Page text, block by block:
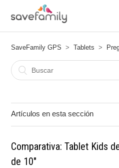
SaveFamily GPS Tablets
Artículos en esta sección
¿Se incluye la funda de silicona?
Comparativa: Tablet Kids
de 10"